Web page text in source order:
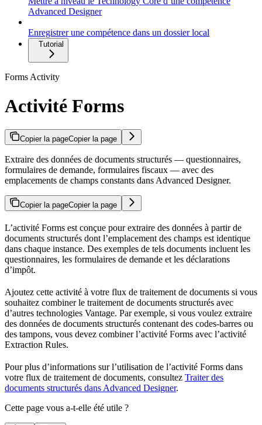
Advanced Designer
Enregistrer une compétence dans un dossier local
Tutorial
Forms Activity
Activité Forms
Copier la pageCopier la page
Extraire des données de documents structurés — questionnaires,
formulaires de demande, formulaires fiscaux — avec des
emplacements de champs constants dans Advanced Designer.
Copier la pageCopier la page
L’activité Forms est conçue pour extraire des données à partir de
documents structurés dont l’emplacement des champs est identique
dans chaque instance. Des exemples de tels documents incluent les
questionnaires, les formulaires de demande et les déclarations
d’impôt.
Ajoutez cette activité à votre flux de traitement de documents si vous
souhaitez combiner le traitement de documents structurés avec
d’autres technologies Vantage. Par exemple, si vous voulez extraire
des données de documents structurés contenant des codes-barres ou
des tampons, vous devez combiner l’activité Forms avec l’activité
Extraction Rules.
Pour plus d’informations sur l’utilisation de l’activité Forms dans
votre flux de traitement de documents, consultez Traiter des
documents structurés dans Advanced Designer.
Cette page vous a-t-elle été utile ?